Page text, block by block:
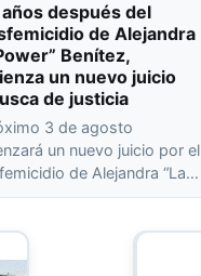
después del
de Alejandra
Benítez,
un nuevo juicio
de justicia
3 de agosto
un nuevo juicio por el
de Alejandra “La…